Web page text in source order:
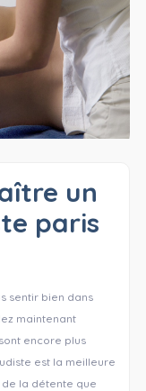
un
paris
sentir bien dans
maintenant
encore plus
est la meilleure
de la détente que